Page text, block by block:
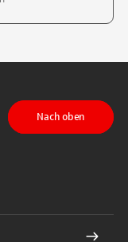
LinkedIn
Nach oben